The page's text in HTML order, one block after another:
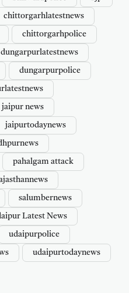
chittorgarhlatestnews
chittorgarhpolice
dungarpurlatestnews
dungarpurpolice
jaipur news
jaipurtodaynews
pahalgam attack
salumbernews
Latest News
udaipurpolice
udaipurtodaynews